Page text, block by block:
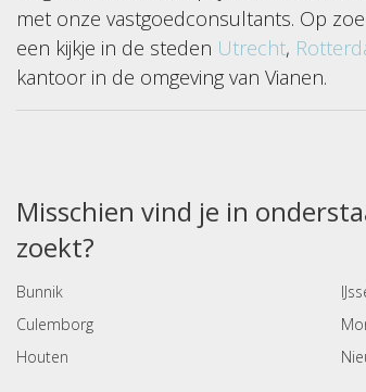
met onze vastgoedconsultants. Op
een kijkje in de steden Utrecht,
kantoor in de omgeving van Vianen.
Misschien vind je in
zoekt?
Bunnik
Culemborg
Houten